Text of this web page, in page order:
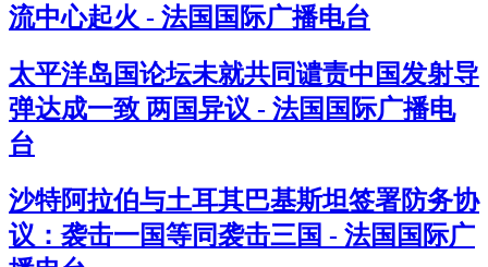
流中心起火 - 法国国际广播电台
太平洋岛国论坛未就共同谴责中国发射导
弹达成一致 两国异议 - 法国国际广播电
台
沙特阿拉伯与土耳其巴基斯坦签署防务协
议：袭击一国等同袭击三国 - 法国国际广